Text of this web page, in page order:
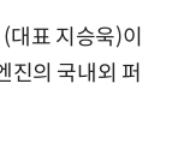
표 지승욱)이
진의 국내외 퍼